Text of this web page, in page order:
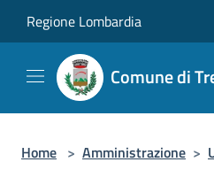
Regione Lombardia
Comune di
Home > Amministrazione >